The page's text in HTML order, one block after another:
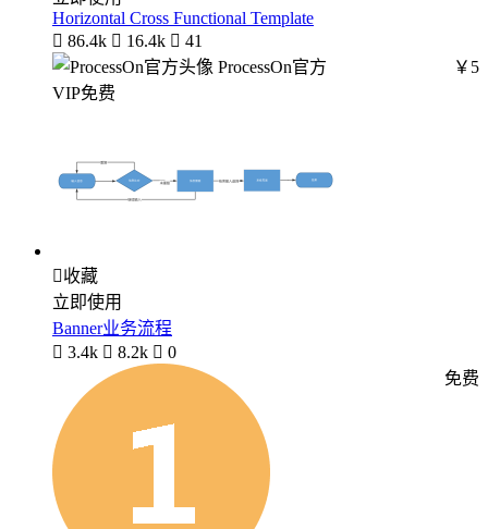
Horizontal Cross Functional Template
 86.4k  16.4k  41
ProcessOn官方
￥5
VIP免费
收藏
立即使用
Banner业务流程
 3.4k  8.2k  0
免费